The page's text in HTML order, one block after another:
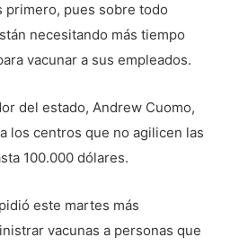
pues sobre todo
necesitando más tiempo
vacunar a sus empleados.
del estado, Andrew Cuomo,
los centros que no agilicen las
100.000 dólares.
este martes más
vacunas a personas que